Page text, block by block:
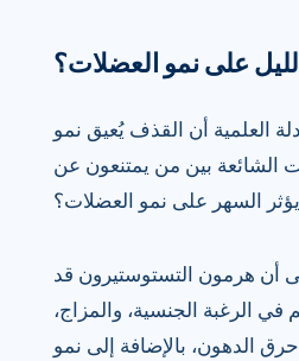
على نمو العضلات؟
العلمية أن القذف يُعيق نمو
الشائعة بين من يمتنعون عن
أن هرمون التستوستيرون قد
الرغبة الجنسية، والمزاج،
الدهون، بالإضافة إلى نمو